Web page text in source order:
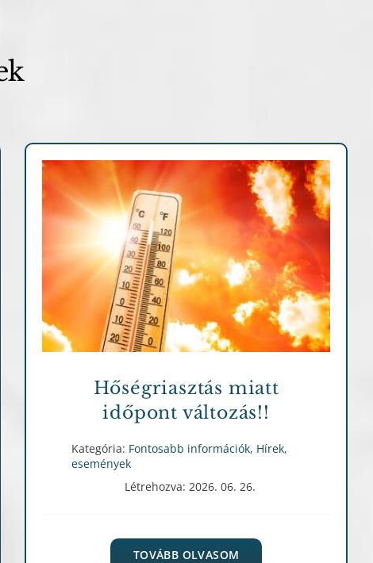
Fontosabb információk Hírek, események
Hőségriasztás miatt
időpont változás!!
Kategória: Fontosabb információk, Hírek,
események
Létrehozva: 2026. 06. 26.
TOVÁBB OLVASOM